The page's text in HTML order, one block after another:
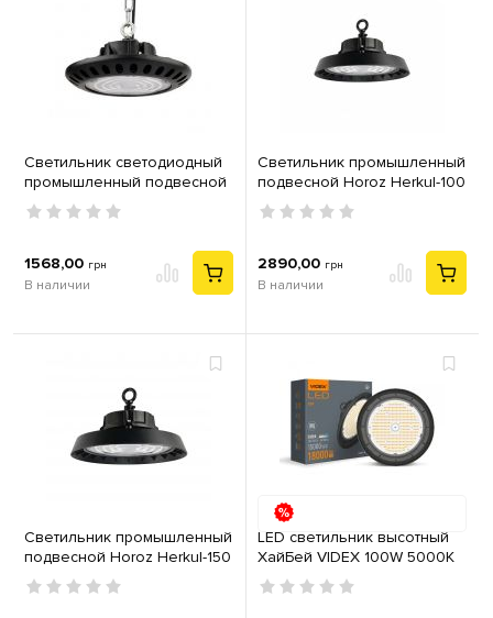
Светильник светодиодный
промышленный подвесной
Horoz Artemis-100 100Вт
6400К IP65
1568,00 грн
В наличии
Светильник промышленный
подвесной Horoz Herkul-100
100Вт 6400К IP65
2890,00 грн
В наличии
Светильник промышленный
подвесной Horoz Herkul-150
150Вт 6400К IP65
LED светильник высотный
ХайБей VIDEX 100W 5000K
18000Lm Черный